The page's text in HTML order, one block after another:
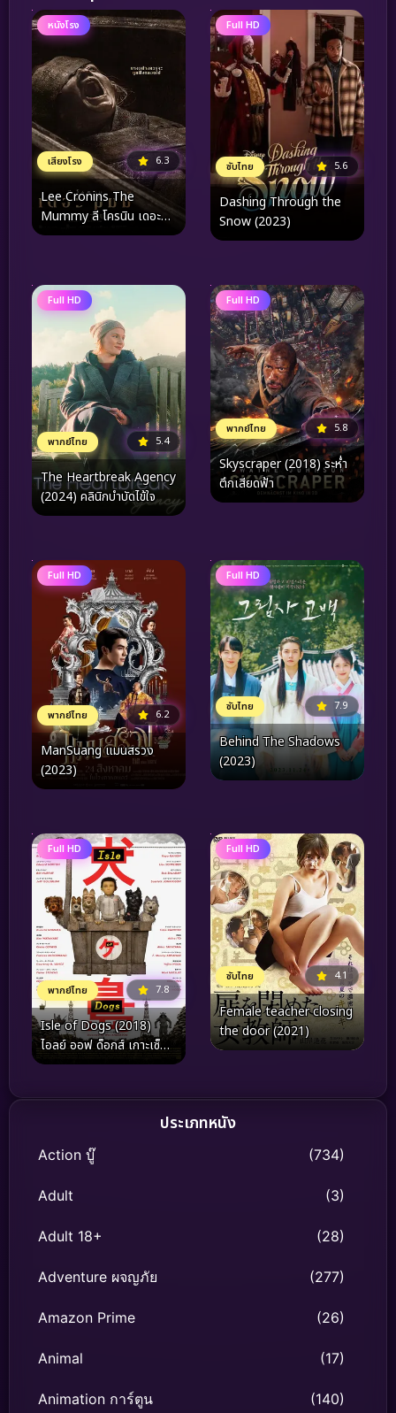
หนังโรง
เสียงโรง 6.3
Lee Cronins The
Mummy ลี โครนิน เดอะ
มัมมี่ (2026)
Full HD
ซับไทย 5.6
Dashing Through the
Snow (2023)
Full HD
พากย์ไทย 5.4
The Heartbreak Agency
(2024) คลินิกบำบัดไข้ใจ
Full HD
พากย์ไทย 5.8
Skyscraper (2018) ระห่ำ
ตึกเสียดฟ้า
Full HD
พากย์ไทย 6.2
ManSuang แมนสรวง
(2023)
Full HD
ซับไทย 7.9
Behind The Shadows
(2023)
Full HD
พากย์ไทย 7.8
Isle of Dogs (2018)
ไอลย์ ออฟ ด็อกส์ เกาะเซ็ตซี
โร่หมา
Full HD
ซับไทย 4.1
Female teacher closing
the door (2021)
ประเภทหนัง
Action บู๊ (734)
Adult (3)
Adult 18+ (28)
Adventure ผจญภัย (277)
Amazon Prime (26)
Animal (17)
Animation การ์ตูน (140)